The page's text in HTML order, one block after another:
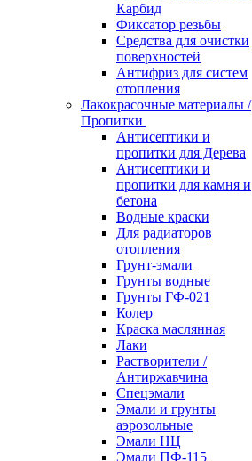
Карбид
Фиксатор резьбы
Средства для очистки
поверхностей
Антифриз для систем
отопления
Лакокрасочные материалы /
Пропитки
Антисептики и
пропитки для Дерева
Антисептики и
пропитки для камня и
бетона
Водные краски
Для радиаторов
отопления
Грунт-эмали
Грунты водные
Грунты ГФ-021
Колер
Краска маслянная
Лаки
Растворители /
Антиржавчина
Спецэмали
Эмали и грунты
аэрозольные
Эмали НЦ
Эмали ПФ-115